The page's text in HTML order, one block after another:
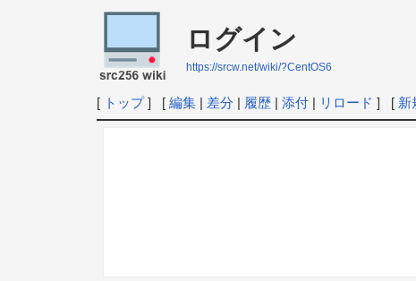
ログイン
https://srcw.net/wiki/?CentOS6
[ トップ] [ 編集| 差分 | 履歴| 添付| リロード ] [ 新